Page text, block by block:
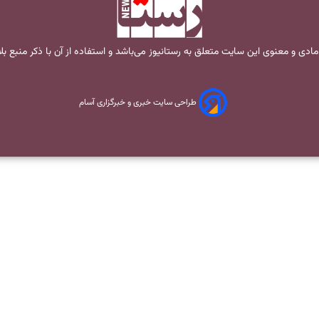
و معنوی این سایت متعلق به رستانیوز می‌باشد و استفاده از آن با ذکر منبع
طراحی سایت خبری و خبرگزاری آسام